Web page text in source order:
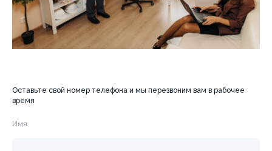
Оставьте свой номер телефона и мы перезвоним вам в рабочее
время
Имя